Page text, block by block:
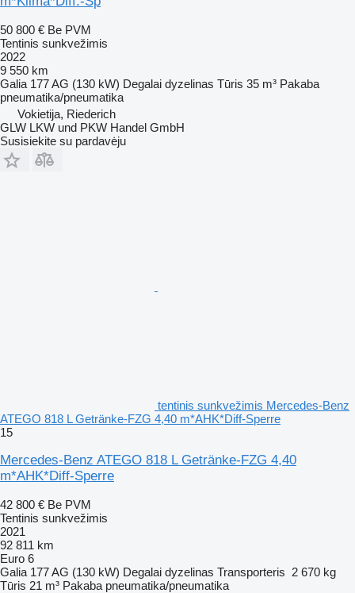
50 800 € Be PVM
Tentinis sunkvežimis
2022
9 550 km
Galia 177 AG (130 kW) Degalai dyzelinas Tūris 35 m³ Pakaba
pneumatika/pneumatika
Vokietija, Riederich
GLW LKW und PKW Handel GmbH
Susisiekite su pardavėju
tentinis sunkvežimis Mercedes-Benz
ATEGO 818 L Getränke-FZG 4,40 m*AHK*Diff-Sperre
15
Mercedes-Benz ATEGO 818 L Getränke-FZG 4,40
m*AHK*Diff-Sperre
42 800 € Be PVM
Tentinis sunkvežimis
2021
92 811 km
Euro 6
Galia 177 AG (130 kW) Degalai dyzelinas Transporteris 2 670 kg
Tūris 21 m³ Pakaba pneumatika/pneumatika